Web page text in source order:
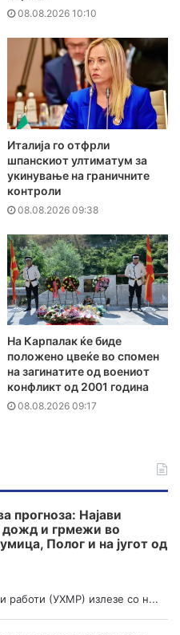
08.08.2026 10:10
Италија го отфрли
шпанскиот ултиматум за
укинување на граничните
контроли
08.08.2026 09:38
На Карпалак ќе биде
положено цвеќе во спомен
на загинатите од воениот
конфликт од 2001 година
08.08.2026 09:17
прогноза: Најави
дожд и грмежи во
Полог и на југот од
работи (УХМР) излезе со н...